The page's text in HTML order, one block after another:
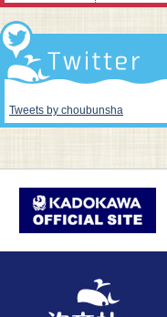
Tweets by choubunsha